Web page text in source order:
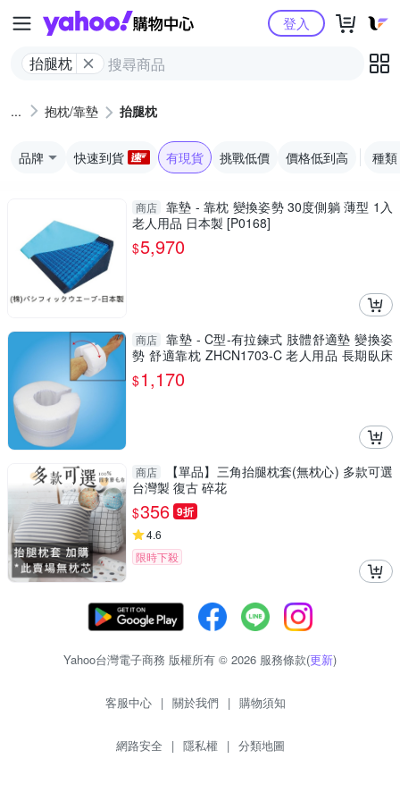
Yahoo購物中心
抬腿枕
登入
抱枕/靠墊 抬腿枕
品牌 快速到貨 有現貨 挑戰低價 價格低到高 種類
商店 靠墊 - 靠枕 變換姿勢 30度側躺 薄型 1入
老人用品 日本製 [P0168]
$5,970
商店 靠墊 - C型-有拉鍊式 肢體舒適墊 變換姿
勢 舒適靠枕 ZHCN1703-C 老人用品 長期臥床
者適用
$1,170
商店
【單品】三角抬腿枕套(無枕心) 多款可選
台灣製 復古 碎花
$356 9折
4.6
限時下殺
Yahoo台灣電子商務 版權所有 © 2026 服務條款(更新)
客服中心 | 關於我們 | 購物須知
網路安全 | 隱私權 | 分類地圖